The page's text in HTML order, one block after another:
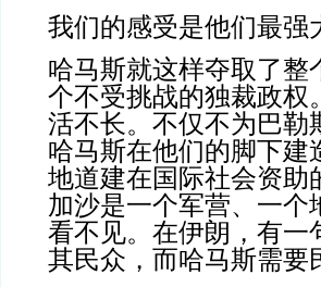
我们的感受是他们最强
哈马斯就这样夺取了整
个不受挑战的独裁政权
活不长。不仅不为巴勒
哈马斯在他们的脚下建
地道建在国际社会资助
加沙是一个军营、一个
看不见。在伊朗，有一
其民众，而哈马斯需要